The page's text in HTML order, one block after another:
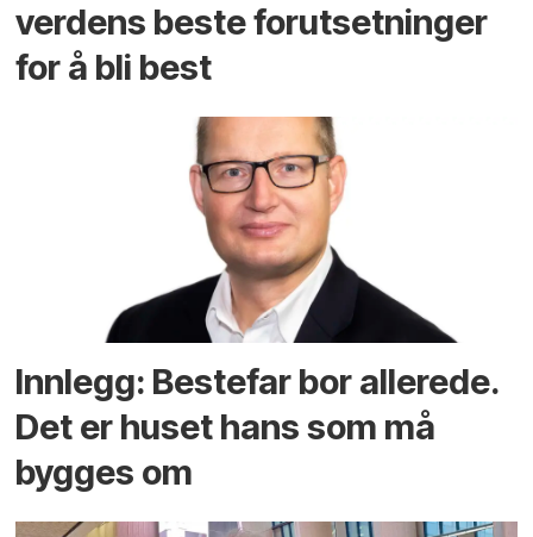
verdens beste forutsetninger
for å bli best
Innlegg: Bestefar bor allerede.
Det er huset hans som må
bygges om